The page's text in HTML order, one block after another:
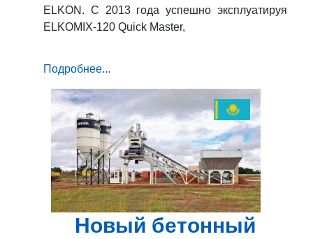
ELKON. С 2013 года успешно эксплуатируя
ELKOMIX-120 Quick Master,
Подробнее...
Новый бетонный